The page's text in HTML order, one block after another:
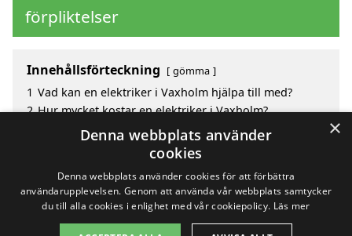
förpliktelser
Innehållsförteckning gömma
1 Vad kan en elektriker i Vaxholm hjälpa till med?
2 Hur mycket kostar en elektriker i Vaxholm?
Fördelar med att välja elektriker i Vaxholm
Sök efter en skicklig elektriker i de omgivande
×
Denna webbplats använder
cookies
Denna webbplats använder cookies för att förbättra
användarupplevelsen. Genom att använda vår webbplats samtycker
du till alla cookies i enlighet med vår cookiepolicy. Läs mer